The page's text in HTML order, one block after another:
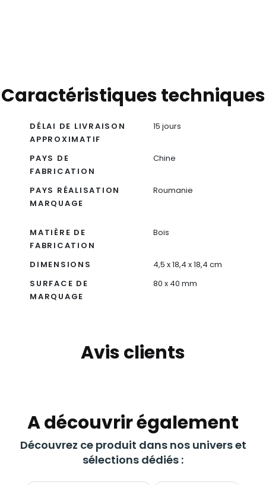
Caractéristiques techniques
DÉLAI DE LIVRAISON
APPROXIMATIF
15 jours
PAYS DE
FABRICATION
Chine
PAYS RÉALISATION
MARQUAGE
Roumanie
MATIÈRE DE
FABRICATION
Bois
DIMENSIONS
4,5 x 18,4 x 18,4 cm
SURFACE DE
MARQUAGE
80 x 40 mm
Avis clients
A découvrir également
Découvrez ce produit dans nos univers et
sélections dédiés :